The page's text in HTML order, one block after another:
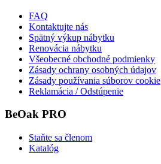
FAQ
Kontaktujte nás
Spätný výkup nábytku
Renovácia nábytku
Všeobecné obchodné podmienky
Zásady ochrany osobných údajov
Zásady používania súborov cookie
Reklamácia / Odstúpenie
BeOak PRO
Staňte sa členom
Katalóg